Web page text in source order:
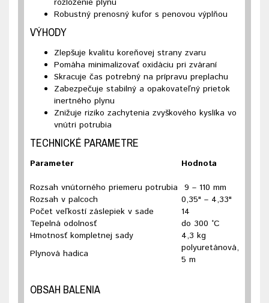
Robustný prenosný kufor s penovou výplňou
VÝHODY
Zlepšuje kvalitu koreňovej strany zvaru
Pomáha minimalizovať oxidáciu pri zváraní
Skracuje čas potrebný na prípravu preplachu
Zabezpečuje stabilný a opakovateľný prietok
inertného plynu
Znižuje riziko zachytenia zvyškového kyslíka vo
vnútri potrubia
TECHNICKÉ PARAMETRE
Parameter
Hodnota
Rozsah vnútorného priemeru potrubia 9 – 110 mm
Rozsah v palcoch
0,35" – 4,33"
Počet veľkostí záslepiek v sade
14
Tepelná odolnosť
do 300 °C
Hmotnosť kompletnej sady
4,3 kg
Plynová hadica
polyuretánová,
5 m
OBSAH BALENIA